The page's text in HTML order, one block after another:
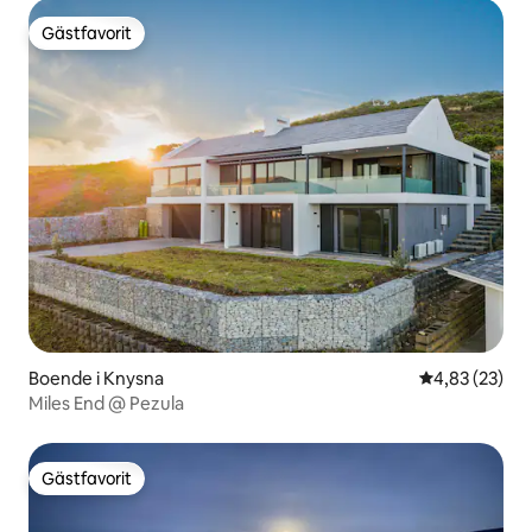
Gästfavorit
Gästfavorit
Boende i Knysna 4,83 av 5 i
4,83 (23)
Miles End @ Pezula
Gästfavorit
Gästfavorit